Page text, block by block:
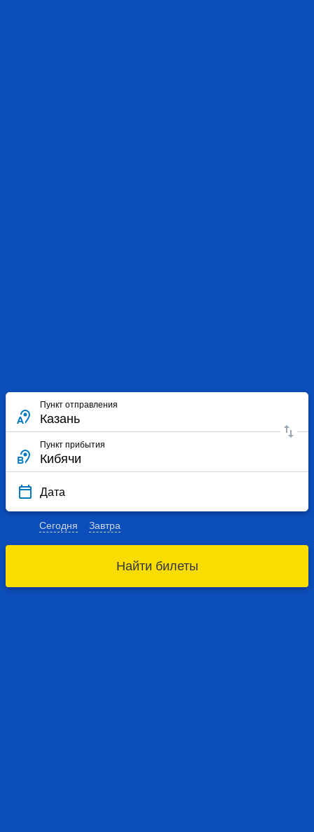
Пункт отправления
Пункт прибытия
Дата
Сегодня Завтра
Найти билеты